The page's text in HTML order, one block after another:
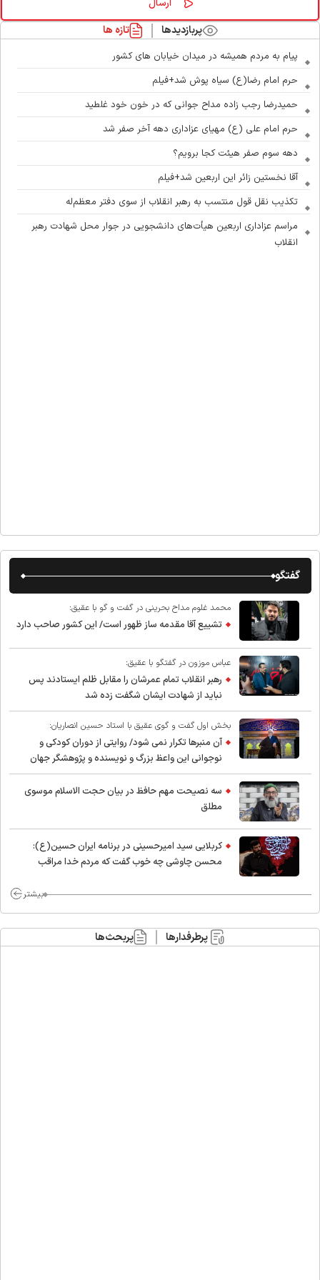
پربازدیدها تازه ها
پیام به مردم همیشه در میدان خیابان های کشور
حرم امام رضا(ع) سیاه پوش شد+فیلم
حمیدرضا رجب زاده مداح جوانی که در خون خود غلطید
حرم امام علی (ع) مهیای عزاداری دهه آخر صفر شد
دهه سوم صفر هیئت کجا برویم؟
آقا نخستین زائر این اربعین شد+فیلم
تکذیب نقل قول منتسب به رهبر انقلاب از سوی دفتر معظم‌له
مراسم عزاداری اربعین هیأت‌های دانشجویی در جوار محل شهادت رهبر
انقلاب
گفتگو
محمد غلوم مداح بحرینی در گفت و گو با عقیق:
تشییع آقا مقدمه ساز ظهور است/ این کشور صاحب دارد
عباس موزون در گفتگو با عقیق:
رهبر انقلاب تمام عمرشان را مقابل ظلم ایستادند پس
نباید از شهادت ایشان شگفت زده شد
بخش اول گفت و گوی عقیق با استاد حسین انصاریان:
آن منبرها تکرار نمی شود/ روایتی از دوران کودکی و
نوجوانی این واعظ بزرگ و نویسنده و پژوهشگر جهان
اسلام
سه نصیحت مهم حافظ در بیان حجت الاسلام موسوی
مطلق
کربلایی سید امیر‌حسینی در برنامه ایران حسین(ع):
محسن چاوشی چه خوب گفت که مردم خدا مراقب
بیشتر
پرطرفدارها پربحث‌ها